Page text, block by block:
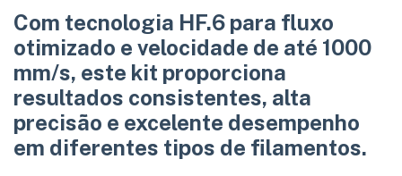
Com tecnologia HF.6 para fluxo
otimizado e velocidade de até 1000
mm/s, este kit proporciona
resultados consistentes, alta
precisão e excelente desempenho
em diferentes tipos de filamentos.